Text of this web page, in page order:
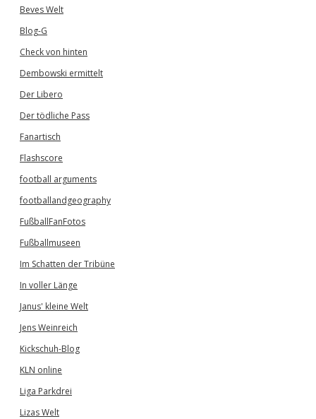
Beves Welt
Blog-G
Check von hinten
Dembowski ermittelt
Der Libero
Der tödliche Pass
Fanartisch
Flashscore
football arguments
footballandgeography
FußballFanFotos
Fußballmuseen
Im Schatten der Tribüne
In voller Länge
Janus' kleine Welt
Jens Weinreich
Kickschuh-Blog
KLN online
Liga Parkdrei
Lizas Welt